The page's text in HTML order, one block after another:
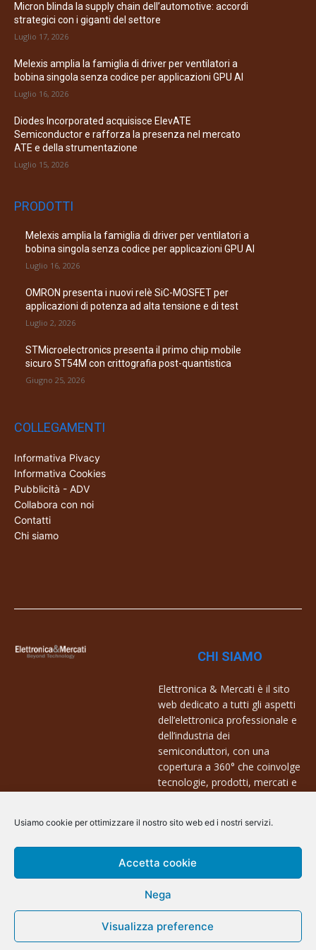
Usiamo cookie per ottimizzare il nostro sito web ed i nostri servizi.
Accetta cookie
Nega
Visualizza preference
Micron blinda la supply chain dell’automotive: accordi
strategici con i giganti del settore
Luglio 17, 2026
Melexis amplia la famiglia di driver per ventilatori a
bobina singola senza codice per applicazioni GPU AI
Luglio 16, 2026
Diodes Incorporated acquisisce ElevATE
Semiconductor e rafforza la presenza nel mercato
ATE e della strumentazione
Luglio 15, 2026
PRODOTTI
Melexis amplia la famiglia di driver per ventilatori a
bobina singola senza codice per applicazioni GPU AI
Luglio 16, 2026
OMRON presenta i nuovi relè SiC-MOSFET per
applicazioni di potenza ad alta tensione e di test
Luglio 2, 2026
STMicroelectronics presenta il primo chip mobile
sicuro ST54M con crittografia post-quantistica
Giugno 25, 2026
COLLEGAMENTI
Informativa Pivacy
Informativa Cookies
Pubblicità - ADV
Collabora con noi
Contatti
Chi siamo
CHI SIAMO
Elettronica & Mercati è il sito
web dedicato a tutti gli aspetti
dell’elettronica professionale e
dell’industria dei
semiconduttori, con una
copertura a 360° che coinvolge
tecnologie, prodotti, mercati e
Contatti:
info@arscommunication.it
@ArsCommunication 2023